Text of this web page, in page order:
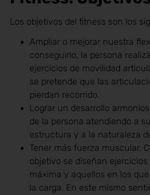
Los objetivos del fitness son los
Ampliar o mejorar nuestra
conseguirlo, la persona
ejercicios de movilidad
se pretende que las
pierdan recorrido.
Lograr un desarrollo
de la persona atendiendo a
estructura y a la naturaleza
Tener más fuerza muscular.
objetivo se diseñan ejercicios
máxima y aquellos en los
la carga. En este mismo